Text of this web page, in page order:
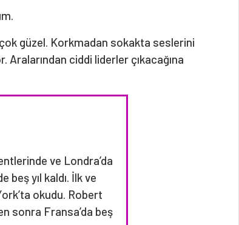
çok güzel. Korkmadan sokakta seslerini
ciddi liderler çıkacağına
ve Londra’da
beş yıl kaldı. İlk ve
okudu. Robert
sonra Fransa’da beş